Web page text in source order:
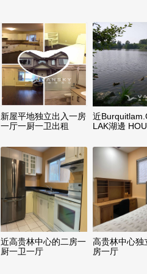
新屋平地独立出入一房
一厅一厨一卫出租
近
LAK湖邊
近高贵林中心的二房一
厨一卫一厅
高贵林中心独
房一厅